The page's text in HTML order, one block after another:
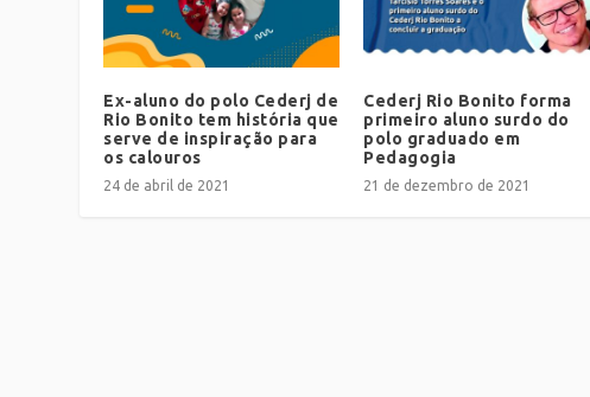
Ex-aluno do polo Cederj de
Rio Bonito tem história que
serve de inspiração para
os calouros
24 de abril de 2021
Cederj Rio Bonito forma
primeiro aluno surdo do
polo graduado em
Pedagogia
21 de dezembro de 2021